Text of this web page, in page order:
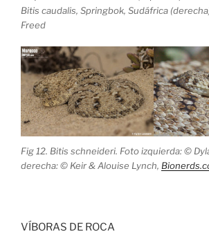
Bitis caudalis, Springbok, Sudáfrica
Freed
Fig 12. Bitis schneideri. Foto izquierda: ©
derecha: © Keir & Alouise Lynch,
VÍBORAS DE ROCA